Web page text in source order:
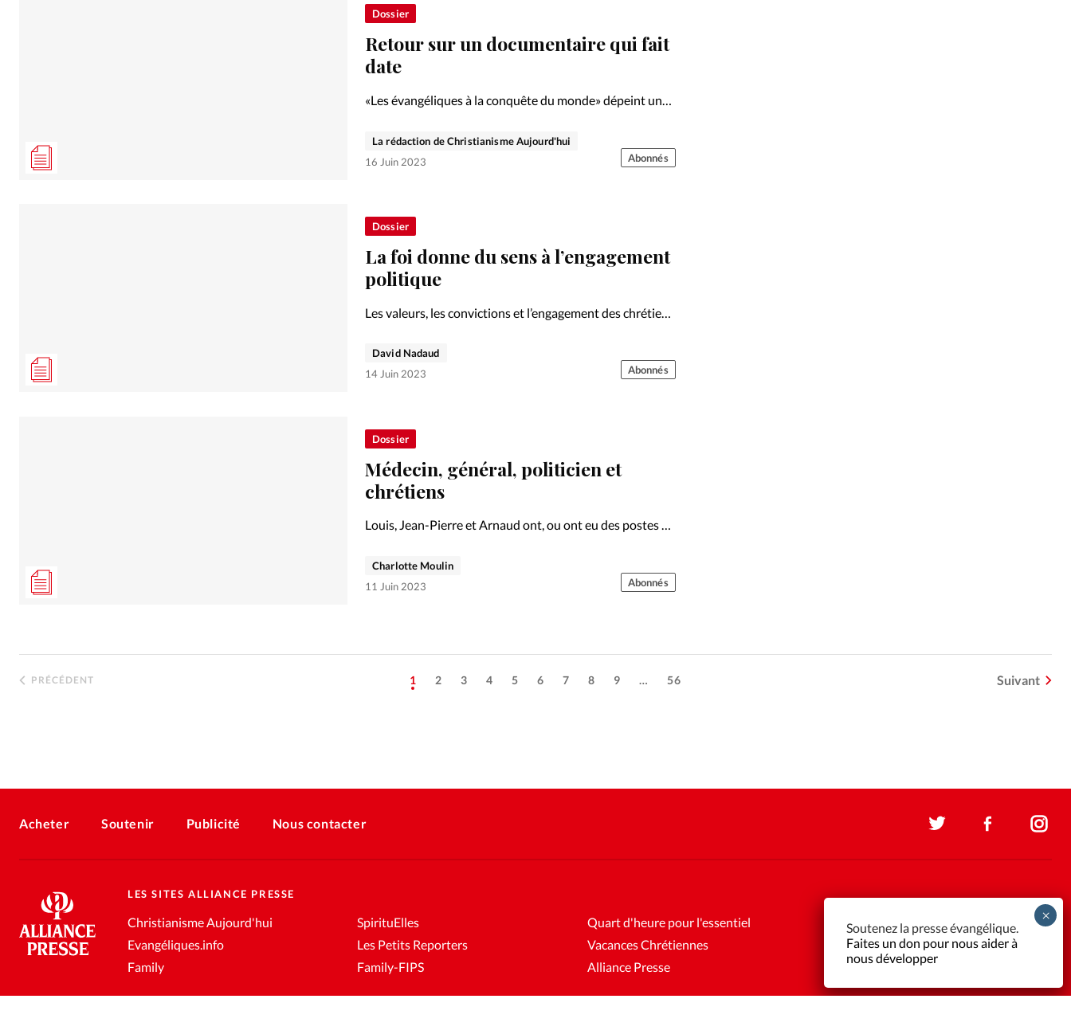
Dossier
Retour sur un documentaire qui fait
date
«Les évangéliques à la conquête du monde» dépeint un
La rédaction de Christianisme Aujourd'hui
16 Juin 2023
Abonnés
Dossier
La foi donne du sens à l’engagement
politique
Les valeurs, les convictions et l’engagement des chrétiens
David Nadaud
14 Juin 2023
Abonnés
Dossier
Médecin, général, politicien et
chrétiens
Louis, Jean-Pierre et Arnaud ont, ou ont eu des postes à
Portraits anonymes.
Charlotte Moulin
11 Juin 2023
Abonnés
PRÉCÉDENT 1 2 3 4 5 6 7 8 9 … 56 Suivant
Acheter Soutenir Publicité Nous contacter
LES SITES ALLIANCE PRESSE
Christianisme Aujourd'hui
Evangéliques.info
Family
SpirituElles
Les Petits Reporters
Family-FIPS
Quart d'heure pour l'essentiel
Vacances Chrétiennes
Alliance Presse
Soutenez la presse évangélique.
Faites un don pour nous aider à
nous développer